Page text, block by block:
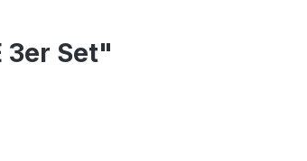
3er Set"